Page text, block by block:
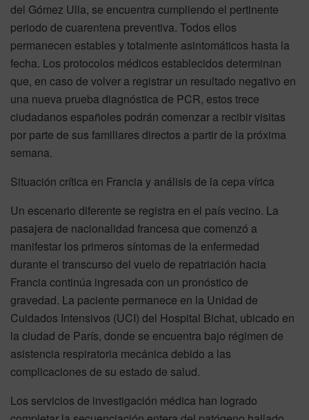
del Gómez Ulla, se encuentra cumpliendo el pertinente
periodo de cuarentena preventiva. Todos ellos
permanecen estables y totalmente asintomáticos hasta la
fecha. Los protocolos médicos establecidos determinan
que, en caso de volver a registrar un resultado negativo en
una nueva prueba diagnóstica de PCR, estos trece
ciudadanos españoles podrán comenzar a recibir visitas
por parte de sus familiares directos a partir de la próxima
semana.
Situación crítica en Francia y análisis de la cepa vírica
Un escenario diferente se registra en el país vecino. La
pasajera de nacionalidad francesa que comenzó a
manifestar los primeros síntomas de la enfermedad
durante el transcurso del vuelo de repatriación hacia
Francia continúa ingresada con un pronóstico de
gravedad. La paciente permanece en la Unidad de
Cuidados Intensivos (UCI) del Hospital Bichat, ubicado en
la ciudad de París, donde se encuentra bajo régimen de
asistencia respiratoria mecánica debido a las
complicaciones de su estado de salud.
Los servicios de investigación médica han logrado